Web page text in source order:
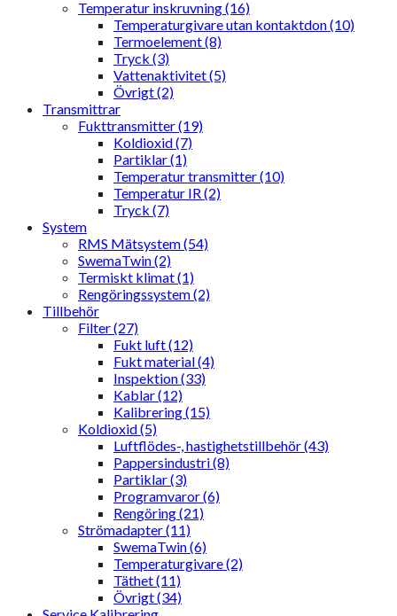
Temperatur inskruvning (16)
Temperaturgivare utan kontaktdon (10)
Termoelement (8)
Tryck (3)
Vattenaktivitet (5)
Övrigt (2)
Transmittrar
Fukttransmitter (19)
Koldioxid (7)
Partiklar (1)
Temperatur transmitter (10)
Temperatur IR (2)
Tryck (7)
System
RMS Mätsystem (54)
SwemaTwin (2)
Termiskt klimat (1)
Rengöringssystem (2)
Tillbehör
Filter (27)
Fukt luft (12)
Fukt material (4)
Inspektion (33)
Kablar (12)
Kalibrering (15)
Koldioxid (5)
Luftflödes-, hastighetstillbehör (43)
Pappersindustri (8)
Partiklar (3)
Programvaror (6)
Rengöring (21)
Strömadapter (11)
SwemaTwin (6)
Temperaturgivare (2)
Täthet (11)
Övrigt (34)